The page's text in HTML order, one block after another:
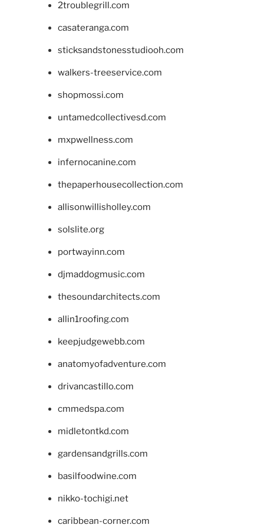
2troublegrill.com
casateranga.com
sticksandstonesstudiooh.com
walkers-treeservice.com
shopmossi.com
untamedcollectivesd.com
mxpwellness.com
infernocanine.com
thepaperhousecollection.com
allisonwillisholley.com
solslite.org
portwayinn.com
djmaddogmusic.com
thesoundarchitects.com
allin1roofing.com
keepjudgewebb.com
anatomyofadventure.com
drivancastillo.com
cmmedspa.com
midletontkd.com
gardensandgrills.com
basilfoodwine.com
nikko-tochigi.net
caribbean-corner.com